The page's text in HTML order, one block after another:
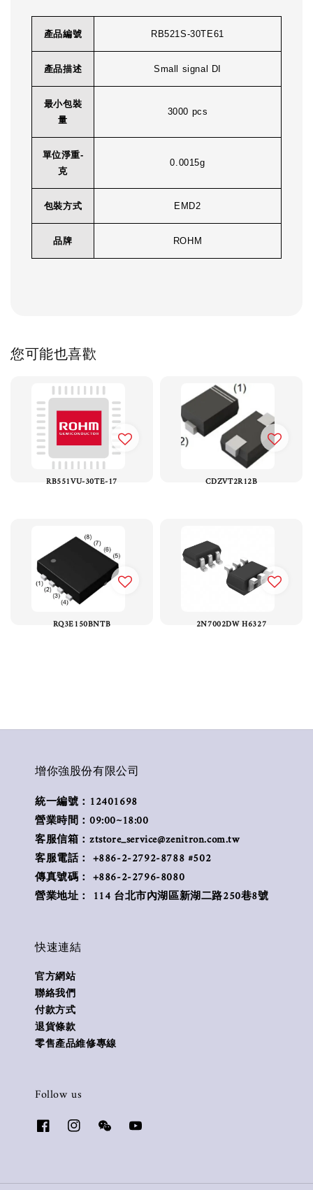
產品編號 RB521S-30TE61
產品描述 Small signal DI
最小包裝
量
3000 pcs
單位淨重-
克
0.0015g
包裝方式 EMD2
品牌 ROHM
您可能也喜歡
RB551VU-30TE-17 CDZVT2R12B
RQ3E150BNTB 2N7002DW H6327
增你強股份有限公司
統一編號：12401698
營業時間：09:00~18:00
客服信箱：ztstore_service@zenitron.com.tw
客服電話： +886-2-2792-8788 #502
傳真號碼： +886-2-2796-8080
營業地址： 114 台北市內湖區新湖二路250巷8號
快速連結
官方網站
聯絡我們
付款方式
退貨條款
零售產品維修專線
Follow us